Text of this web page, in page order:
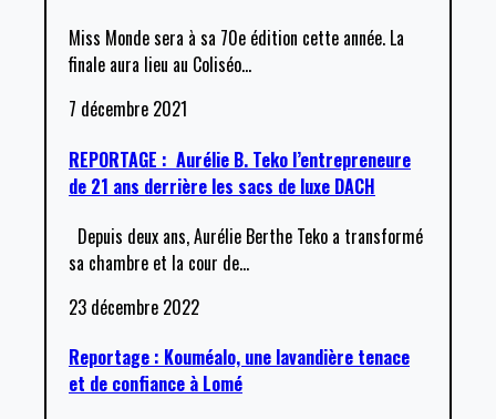
Miss Monde sera à sa 70e édition cette année. La
finale aura lieu au Coliséo…
7 décembre 2021
REPORTAGE : Aurélie B. Teko l’entrepreneure
de 21 ans derrière les sacs de luxe DACH
Depuis deux ans, Aurélie Berthe Teko a transformé
sa chambre et la cour de…
23 décembre 2022
Reportage : Kouméalo, une lavandière tenace
et de confiance à Lomé